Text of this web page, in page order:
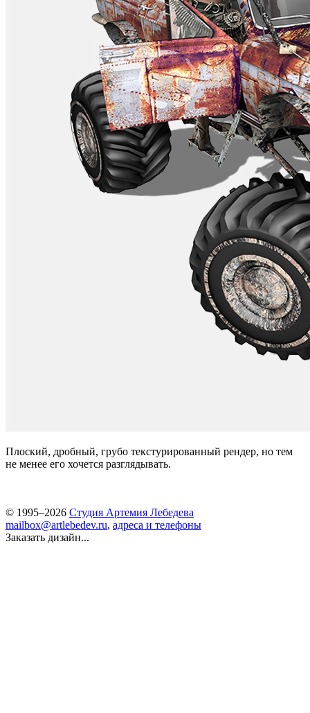
Плоский, дробный, грубо текстурированный рендер, но тем
не менее его хочется разглядывать.
© 1995–2026 Студия Артемия Лебедева
mailbox@artlebedev.ru, адреса и телефоны
Заказать дизайн...